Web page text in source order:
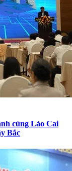
cùng Lào Cai
Bắc